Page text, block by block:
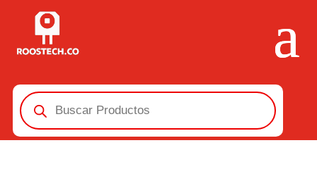
Búsqueda
de
productos